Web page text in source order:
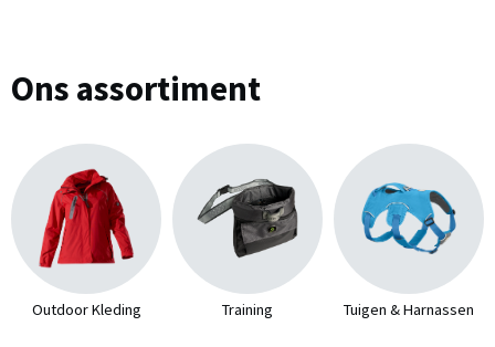
Ons assortiment
Outdoor Kleding Training Tuigen & Harnassen